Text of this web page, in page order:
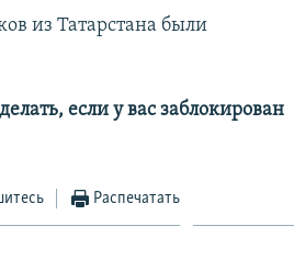
из Татарстана были
если у вас заблокирован
Распечатать